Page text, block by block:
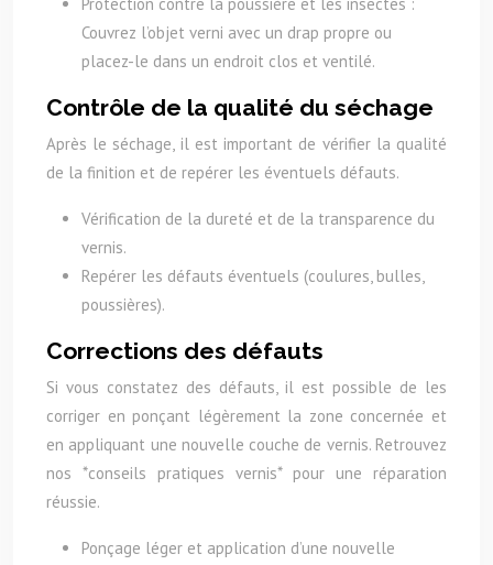
Couvrez l’objet verni avec un drap propre ou
placez-le dans un endroit clos et ventilé.
Contrôle de la qualité du séchage
Après le séchage, il est important de vérifier la qualité
de la finition et de repérer les éventuels défauts.
Vérification de la dureté et de la transparence du
vernis.
Repérer les défauts éventuels (coulures, bulles,
poussières).
Corrections des défauts
Si vous constatez des défauts, il est possible de les
corriger en ponçant légèrement la zone concernée et
en appliquant une nouvelle couche de vernis. Retrouvez
nos *conseils pratiques vernis* pour une réparation
réussie.
Ponçage léger et application d’une nouvelle